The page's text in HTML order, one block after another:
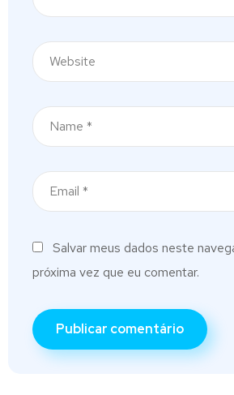
Salvar meus dados neste
próxima vez que eu comentar.